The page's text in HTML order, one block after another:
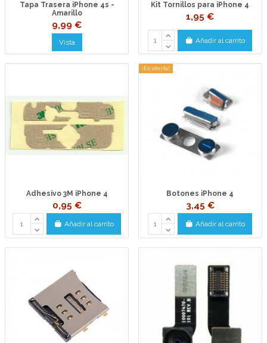
Tapa Trasera iPhone 4s -
Amarillo
9,99 €
Vista
Kit Tornillos para iPhone 4
1,95 €
Añadir al carrito
Adhesivo 3M iPhone 4
0,95 €
Añadir al carrito
¡En oferta!
Botones iPhone 4
3,45 €
Añadir al carrito